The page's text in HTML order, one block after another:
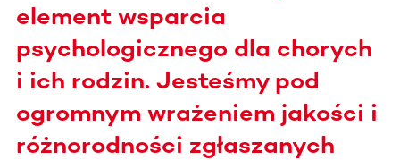
element wsparcia
psychologicznego dla chorych
i ich rodzin. Jesteśmy pod
ogromnym wrażeniem jakości i
różnorodności zgłaszanych